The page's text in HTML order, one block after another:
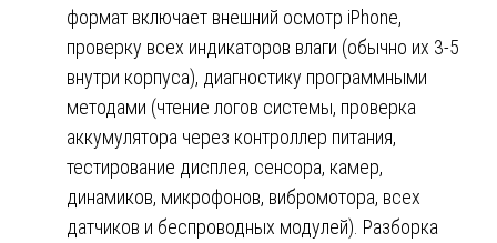
формат включает внешний осмотр iPhone,
проверку всех индикаторов влаги (обычно их 3-5
внутри корпуса), диагностику программными
методами (чтение логов системы, проверка
аккумулятора через контроллер питания,
тестирование дисплея, сенсора, камер,
динамиков, микрофонов, вибромотора, всех
датчиков и беспроводных модулей). Разборка